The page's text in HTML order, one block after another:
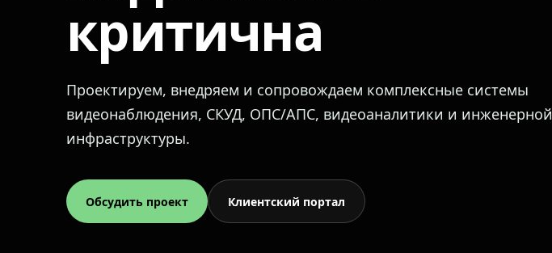
критична
Проектируем, внедряем и сопровождаем комплексные системы
видеонаблюдения, СКУД, ОПС/АПС, видеоаналитики и инженерной
инфраструктуры.
Обсудить проект Клиентский портал